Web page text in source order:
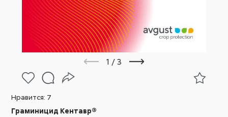
1 / 3
Нравится: 7
Граминицид Кентавр®